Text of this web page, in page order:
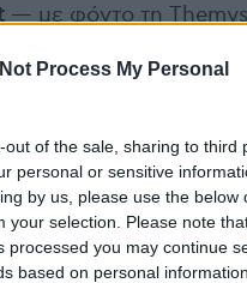
Process My Personal
out of the sale, sharing to third
personal or sensitive
by us, please use the below
your selection. Please note
processed you may continue
based on personal
— με φόντο τη
αυτό το δράμα
νησιού όλων των